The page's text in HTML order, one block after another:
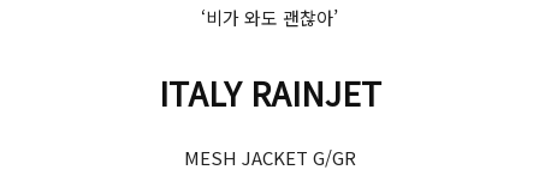
‘비가 와도 괜찮아’
ITALY RAINJET
MESH JACKET G/GR